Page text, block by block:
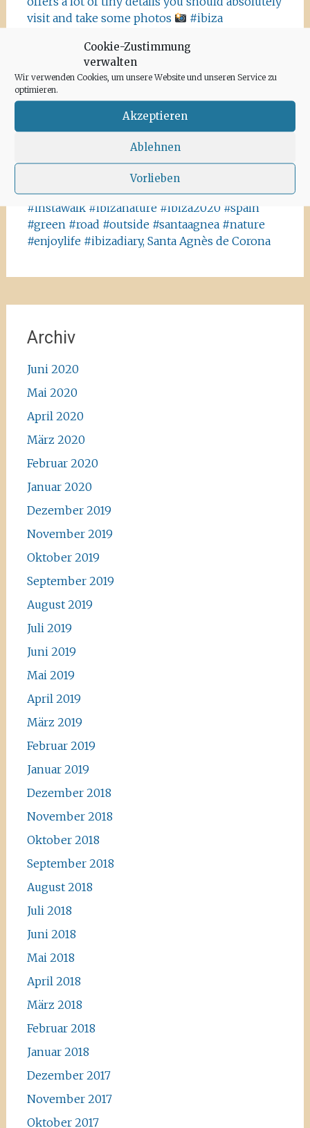
Cookie-Zustimmung
verwalten
Wir verwenden Cookies, um unsere Website und unseren Service zu
optimieren.
Akzeptieren
Ablehnen
Vorlieben
visit and take some photos
#ibiza
#ibiza2020 #havanna #nothavanna #baleares
#seefahrt @turismoislasbaleares #salinas
#igersibiza ##
#outside #instaibiza
#ibizalovers #ibizadiary 🏝, Ibiza Salinas
Ibiza is allowed to go out again!! Enjoy the
beauty of the island, even if it’s only possible
recommend the Santa Agnes area for a nice
Corona-walk
#ibiza #lockdown #freeagain
#instawalk #ibizanature #ibiza2020 #spain
#green #road #outside #santaagnea #nature
#enjoylife #ibizadiary, Santa Agnès de Corona
Archiv
Juni 2020
Mai 2020
April 2020
März 2020
Februar 2020
Januar 2020
Dezember 2019
November 2019
Oktober 2019
September 2019
August 2019
Juli 2019
Juni 2019
Mai 2019
April 2019
März 2019
Februar 2019
Januar 2019
Dezember 2018
November 2018
Oktober 2018
September 2018
August 2018
Juli 2018
Juni 2018
Mai 2018
April 2018
März 2018
Februar 2018
Januar 2018
Dezember 2017
November 2017
Oktober 2017